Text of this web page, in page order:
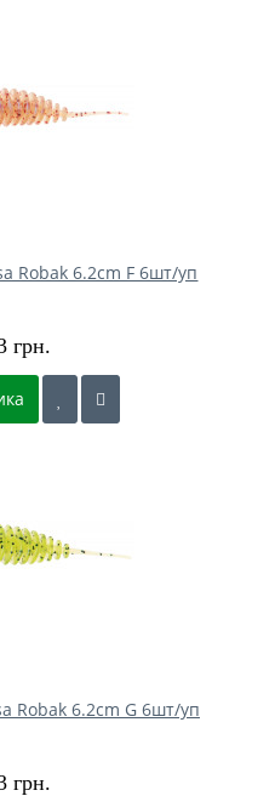
Robak 6.2cm F 6шт/уп
грн.
Robak 6.2cm G 6шт/уп
грн.